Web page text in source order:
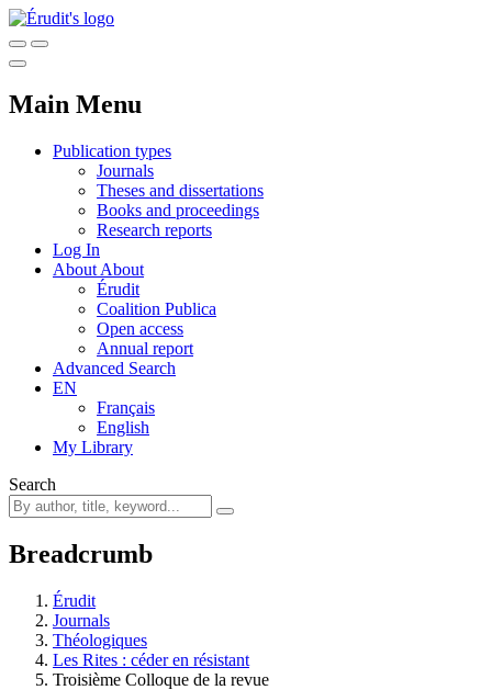
Main Menu
Publication types
Journals
Theses and dissertations
Books and proceedings
Research reports
Log In
About About
Érudit
Coalition Publica
Open access
Annual report
Advanced Search
EN
Français
English
My Library
Search
Breadcrumb
Érudit
Journals
Théologiques
Les Rites : céder en résistant
Troisième Colloque de la revue